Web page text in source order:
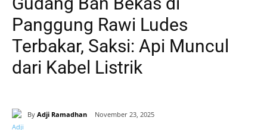
Panggung Rawi Ludes
Terbakar, Saksi: Api Muncul
dari Kabel Listrik
By Adji Ramadhan November 23, 2025